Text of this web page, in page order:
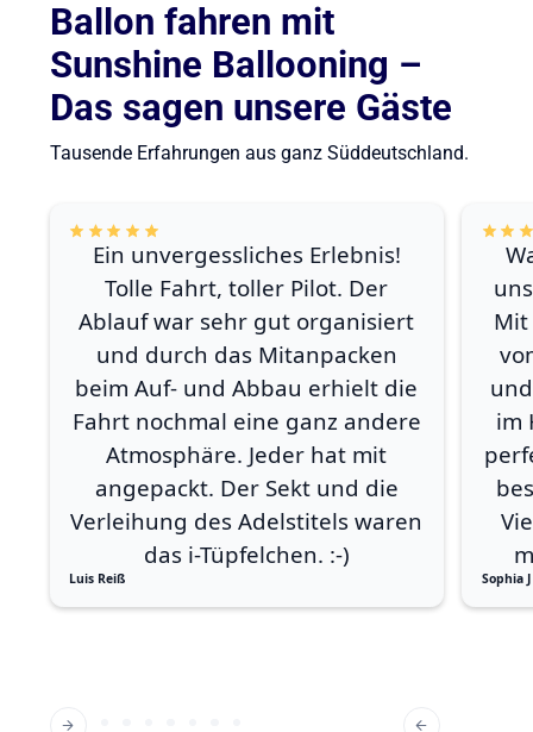
Ballon fahren mit
Sunshine Ballooning –
Das sagen unsere Gäste
Tausende Erfahrungen aus ganz Süddeutschland.
Ein unvergessliches Erlebnis!
Tolle Fahrt, toller Pilot. Der
Ablauf war sehr gut organisiert
und durch das Mitanpacken
beim Auf- und Abbau erhielt die
Fahrt nochmal eine ganz andere
Atmosphäre. Jeder hat mit
angepackt. Der Sekt und die
Verleihung des Adelstitels waren
das i-Tüpfelchen. :-)
Luis Reiß
im
Sophia J